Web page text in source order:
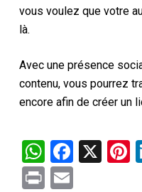
vous voulez que votre
là.
Avec une présence
contenu, vous pourrez
encore afin de créer un
X
PrintEmail